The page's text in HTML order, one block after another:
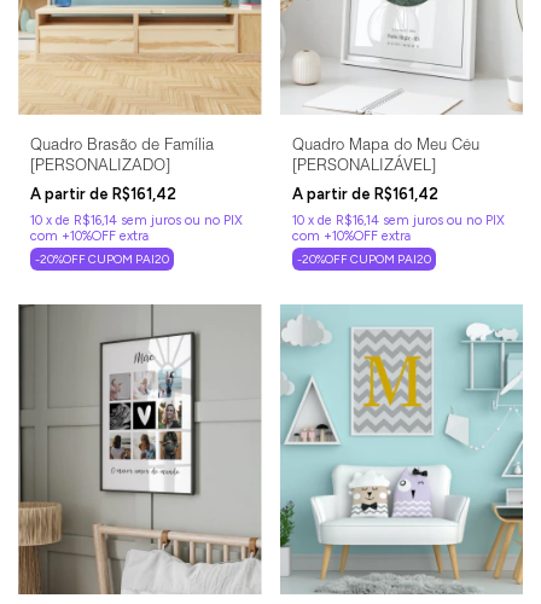
Quadro Brasão de Família
[PERSONALIZADO]
R$161,42
10 x de R$16,14 sem juros
-20%OFF CUPOM PAI20
Quadro Mapa do Meu Céu
[PERSONALIZÁVEL]
R$161,42
10 x de R$16,14 sem juros
-20%OFF CUPOM PAI20